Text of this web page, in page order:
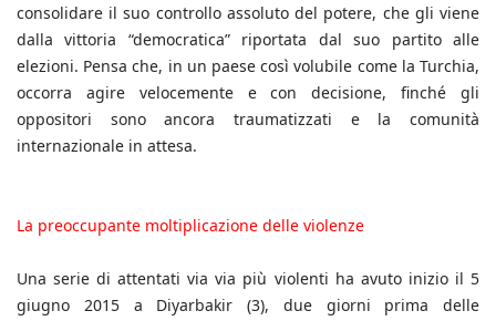
consolidare il suo controllo assoluto del potere, che gli viene
dalla vittoria “democratica” riportata dal suo partito alle
elezioni. Pensa che, in un paese così volubile come la Turchia,
occorra agire velocemente e con decisione, finché gli
oppositori sono ancora traumatizzati e la comunità
internazionale in attesa.
La preoccupante moltiplicazione delle violenze
Una serie di attentati via via più violenti ha avuto inizio il 5
giugno 2015 a Diyarbakir (3), due giorni prima delle